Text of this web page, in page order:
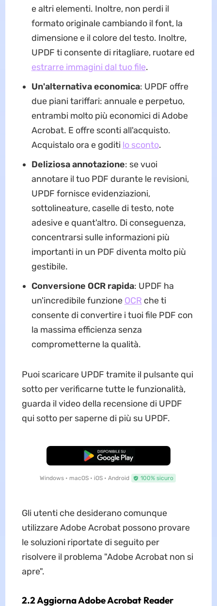
e altri elementi. Inoltre, non perdi il
formato originale cambiando il font, la
dimensione e il colore del testo. Inoltre,
UPDF ti consente di ritagliare, ruotare ed
estrarre immagini dal tuo file.
Un'alternativa economica: UPDF offre
due piani tariffari: annuale e perpetuo,
entrambi molto più economici di Adobe
Acrobat. E offre sconti all'acquisto.
Acquistalo ora e goditi lo sconto.
Deliziosa annotazione: se vuoi
annotare il tuo PDF durante le revisioni,
UPDF fornisce evidenziazioni,
sottolineature, caselle di testo, note
adesive e quant'altro. Di conseguenza,
concentrarsi sulle informazioni più
importanti in un PDF diventa molto più
gestibile.
Conversione OCR rapida: UPDF ha
un'incredibile funzione OCR che ti
consente di convertire i tuoi file PDF con
la massima efficienza senza
comprometterne la qualità.
Puoi scaricare UPDF tramite il pulsante qui
sotto per verificarne tutte le funzionalità,
guarda il video della recensione di UPDF
qui sotto per saperne di più su UPDF.
Download Gratis
Windows • macOS • iOS • Android 100% sicuro
Gli utenti che desiderano comunque
utilizzare Adobe Acrobat possono provare
le soluzioni riportate di seguito per
risolvere il problema "Adobe Acrobat non si
apre".
2.2 Aggiorna Adobe Acrobat Reader